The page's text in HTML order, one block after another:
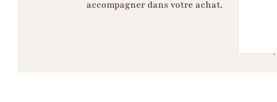
accompagner dans votre achat.